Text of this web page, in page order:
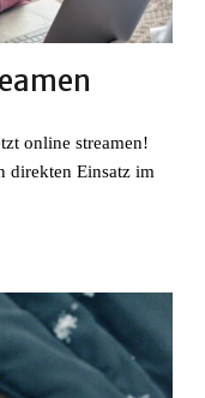
online streamen!
direkten Einsatz im